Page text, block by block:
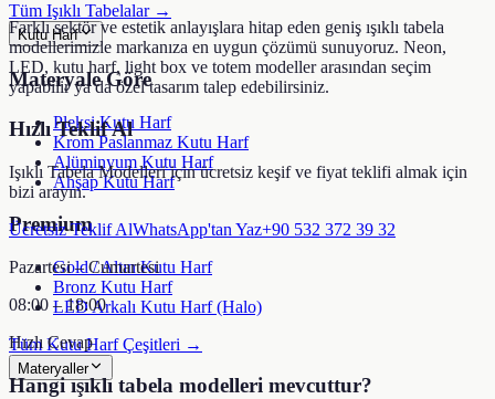
Tüm Işıklı Tabelalar →
Kutu Harf
Materyale Göre
Pleksi Kutu Harf
Krom Paslanmaz Kutu Harf
Alüminyum Kutu Harf
Ahşap Kutu Harf
Premium
Gold / Altın Kutu Harf
Bronz Kutu Harf
LED Arkalı Kutu Harf (Halo)
Tüm Kutu Harf Çeşitleri →
Materyaller
Farklı sektör ve estetik anlayışlara hitap eden geniş ışıklı tabela
modellerimizle markanıza en uygun çözümü sunuyoruz. Neon,
LED, kutu harf, light box ve totem modeller arasından seçim
yapabilir ya da özel tasarım talep edebilirsiniz.
Hızlı Teklif Al
Işıklı Tabela Modelleriiçin ücretsiz keşif ve fiyat teklifi almak için
bizi arayın.
Ücretsiz Teklif AlWhatsApp'tan Yaz+90 532 372 39 32
Pazartesi – Cumartesi
08:00 – 18:00
Hızlı Cevap
Hangi ışıklı tabela modelleri mevcuttur?